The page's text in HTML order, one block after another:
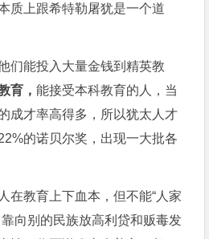
质上跟希特勒屠犹是一个道
们能投入大量金钱到精英教
育，能接受本科教育的人，当
成才率高得多，所以犹太人才
的诺贝尔奖，出现一大批各
在教育上下血本，但不能“人家
向别的民族放高利贷和贩毒发